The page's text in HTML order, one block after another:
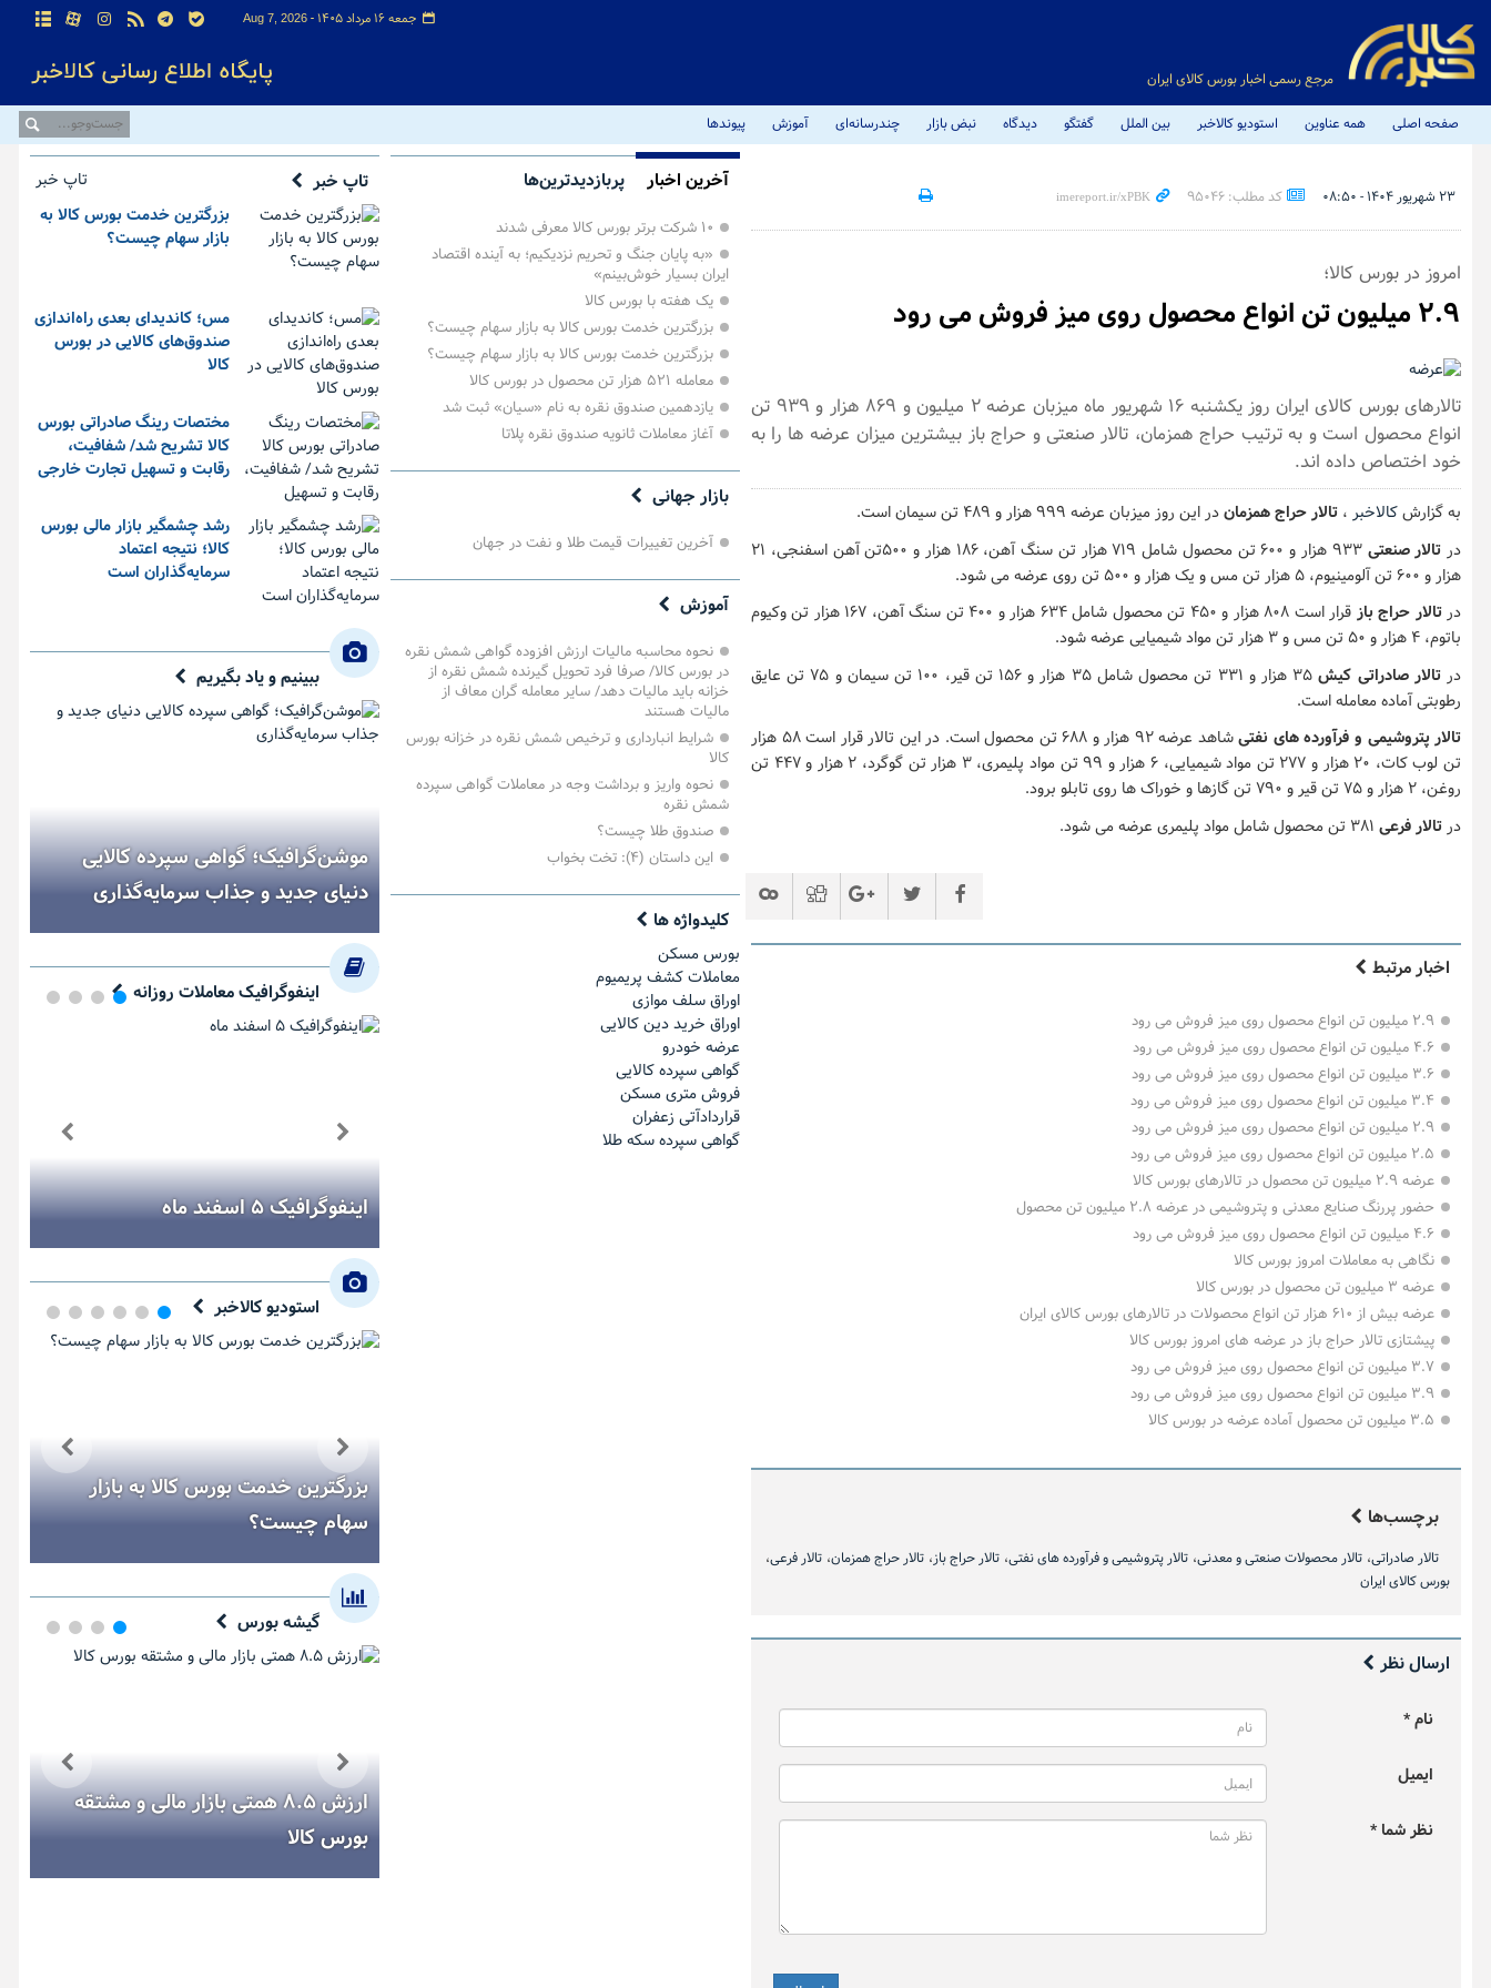
مرجع رسمی اخبار بورس کالای ایران
جمعه ۱۶ مرداد ۱۴۰۵ - Aug 7, 2026
صفحه اصلی همه عناوین استودیو کالاخبر بین الملل گفتگو دیدگاه نبض بازار چندرسانه‌ای آموزش پیوندها
۲۳ شهریور ۱۴۰۴ - ۰۸:۵۰ کد مطلب: 95046
امروز در بورس کالا؛
۲.۹ میلیون تن انواع محصول روی میز فروش می رود
تالارهای بورس کالای ایران روز یکشنبه ۱۶ شهریور ماه میزبان عرضه ۲ میلیون و ۸۶۹ هزار و ۹۳۹ تن
انواع محصول است و به ترتیب حراج همزمان، تالار صنعتی و حراج باز بیشترین میزان عرضه ها را به
خود اختصاص داده اند.
به گزارشکالاخبر ، تالار حراج همزماندر این روز میزبان عرضه ۹۹۹ هزار و ۴۸۹ تن سیمان است.
در تالار صنعتی
۹۳۳ هزار و ۶۰۰ تن محصول شامل ۷۱۹ هزار تن سنگ آهن، ۱۸۶ هزار و ۵۰۰تن آهن اسفنجی، ۲۱
هزار و ۶۰۰ تن آلومینیوم، ۵ هزار تن مس و یک هزار و ۵۰۰ تن روی عرضه می شود.
درتالار حراج باز
قرار است ۸۰۸ هزار و ۴۵۰ تن محصول شامل ۶۳۴ هزار و ۴۰۰ تن سنگ آهن، ۱۶۷ هزار تن وکیوم
باتوم، ۴ هزار و ۵۰ تن مس و ۳ هزار تن مواد شیمیایی عرضه شود.
درتالار صادراتی کیش
۳۵ هزار و ۳۳۱ تن محصول شامل ۳۵ هزار و ۱۵۶ تن قیر، ۱۰۰ تن سیمان و ۷۵ تن عایق
رطوبتی آماده معامله است.
تالار پتروشیمی و فرآورده های نفتی
شاهد عرضه ۹۲ هزار و ۶۸۸ تن محصول است. در این تالار قرار است ۵۸ هزار
تن لوب کات، ۲۰ هزار و ۲۷۷ تن مواد شیمیایی، ۶ هزار و ۹۹ تن مواد پلیمری، ۳ هزار تن گوگرد، ۲ هزار و ۴۴۷ تن
روغن، ۲ هزار و ۷۵ تن قیر و ۷۹۰ تن گازها و خوراک ها روی تابلو برود.
در تالار فرعی
اخبار مرتبط
۲.۹ میلیون تن انواع محصول روی میز فروش می رود
۴.۶ میلیون تن انواع محصول روی میز فروش می رود
۳.۶ میلیون تن انواع محصول روی میز فروش می رود
۳.۴ میلیون تن انواع محصول روی میز فروش می رود
۲.۹ میلیون تن انواع محصول روی میز فروش می رود
۲.۵ میلیون تن انواع محصول روی میز فروش می رود
عرضه ۲.۹ میلیون تن محصول در تالارهای بورس کالا
حضور پررنگ صنایع معدنی و پتروشیمی در عرضه ۲.۸ میلیون تن محصول
۴.۶ میلیون تن انواع محصول روی میز فروش می رود
نگاهی به معاملات امروز بورس کالا
عرضه ۳ میلیون تن محصول در بورس کالا
عرضه بیش از ۶۱۰ هزار تن انواع محصولات در تالارهای بورس کالای ایران
پیشتازی تالار حراج باز در عرضه های امروز بورس کالا
۳.۷ میلیون تن انواع محصول روی میز فروش می رود
۳.۹ میلیون تن انواع محصول روی میز فروش می رود
۳.۵ میلیون تن محصول آماده عرضه در بورس کالا
برچسب‌ها
تالار صادراتی تالار محصولات صنعتی و معدنی تالار پتروشیمی و فرآورده های نفتی تالار حراج باز تالار حراج همزمان تالار فرعی
بورس کالای ایران
ارسال نظر
نام *
ایمیل
نظر شما *
آخرین اخبار پربازدیدترین‌ها
۱۰ شرکت برتر بورس کالا معرفی شدند
«به پایان جنگ و تحریم نزدیکیم؛ به آینده اقتصاد
ایران بسیار خوش‌بینم»
یک هفته با بورس کالا
بزرگترین خدمت بورس کالا به بازار سهام چیست؟
بزرگترین خدمت بورس کالا به بازار سهام چیست؟
معامله ۵۲۱ هزار تن محصول در بورس کالا
یازدهمین صندوق نقره به نام «سیان» ثبت شد
آغاز معاملات ثانویه صندوق نقره پلاتا
بازار جهانی
آخرین تغییرات قیمت طلا و نفت در جهان
آموزش
نحوه محاسبه مالیات ارزش افزوده گواهی شمش نقره
در بورس کالا/ صرفا فرد تحویل گیرنده شمش نقره از
خزانه باید مالیات دهد/ سایر معامله گران معاف از
مالیات هستند
شرایط انبارداری و ترخیص شمش نقره در خزانه بورس
کالا
نحوه واریز و برداشت وجه در معاملات گواهی سپرده
شمش نقره
صندوق طلا چیست؟
این داستان (۴): تخت بخواب
کلیدواژه ها
بورس مسکن
معاملات کشف پریمیوم
اوراق سلف موازی
اوراق خرید دین کالایی
عرضه خودرو
گواهی سپرده کالایی
فروش مترى مسكن
قراردادآتی زعفران
گواهی سپرده سکه طلا
تاپ خبر
تاپ خبر
بزرگترین خدمت بورس کالا به
بازار سهام چیست؟
مس؛ کاندیدای بعدی راه‌اندازی
صندوق‌های کالایی در بورس
کالا
مختصات رینگ صادراتی بورس
کالا تشریح شد/ شفافیت،
رقابت و تسهیل تجارت خارجی
رشد چشمگیر بازار مالی بورس
کالا؛ نتیجه اعتماد
سرمایه‌گذاران است
ببینیم و یاد بگیریم
موشن‌گرافیک؛ گواهی سپرده کالایی
دنیای جدید و جذاب سرمایه‌گذاری
اینفوگرافیک معاملات روزانه
اینفوگرافیک ۲ اسفند ماه اینفوگرافیک ۵ اسفند ماه
استودیو کالاخبر
مرداد ۱۴۰۵)
بزرگترین خدمت بورس کالا به بازار
سهام چیست؟
گیشه بورس
ارزش ۷۷.۶ میلیارد تومانی معاملات
ارزش ۸.۵ همتی بازار مالی و مشتقه
بورس کالا